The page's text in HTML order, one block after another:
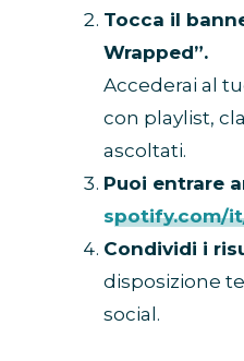
Tocca il
Wrapped”.
Accederai al
con playlist,
ascoltati.
Puoi entrare
spotify.com/
Condividi i
disposizione
social.